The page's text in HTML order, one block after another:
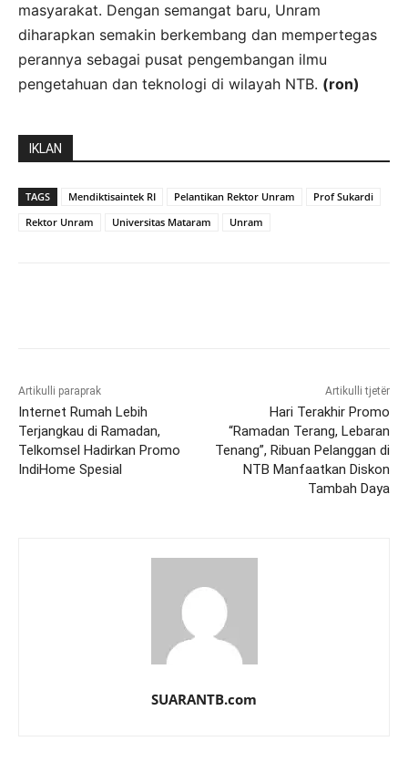
masyarakat. Dengan semangat baru, Unram
diharapkan semakin berkembang dan mempertegas
perannya sebagai pusat pengembangan ilmu
pengetahuan dan teknologi di wilayah NTB. (ron)
IKLAN
TAGS Mendiktisaintek RI Pelantikan Rektor Unram
Prof Sukardi
Rektor Unram
Universitas Mataram Unram
Artikulli paraprak
Internet Rumah Lebih
Terjangkau di Ramadan,
Telkomsel Hadirkan Promo
IndiHome Spesial
Artikulli tjetër
Hari Terakhir Promo
“Ramadan Terang, Lebaran
Tenang”, Ribuan Pelanggan di
NTB Manfaatkan Diskon
Tambah Daya
SUARANTB.com